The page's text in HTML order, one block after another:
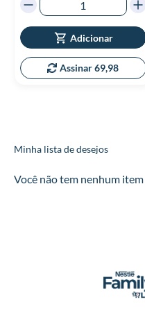
Adicionar
Assinar 69,98
Minha lista de desejos
Você não tem nenhum